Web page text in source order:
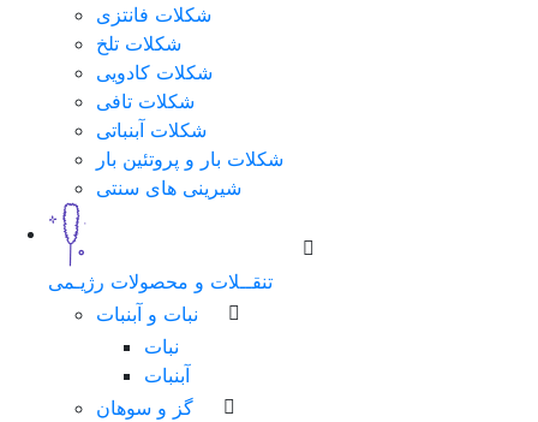
شکلات فانتزی
شکلات تلخ
شکلات کادویی
شکلات تافی
شکلات آبنباتی
شکلات بار و پروتئین بار
شیرینی های سنتی
تنقــلات و محصولات رژیـمی
نبات و آبنبات
نبات
آبنبات
گز و سوهان